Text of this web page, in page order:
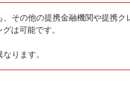
その他の提携金融機関や提携
は可能です。
ります。